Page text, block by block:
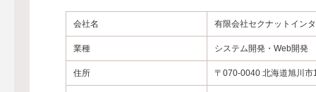
会社名 有限会社セクナットイン
業種 システム開発・Web開発
住所 〒070-0040 北海道旭川